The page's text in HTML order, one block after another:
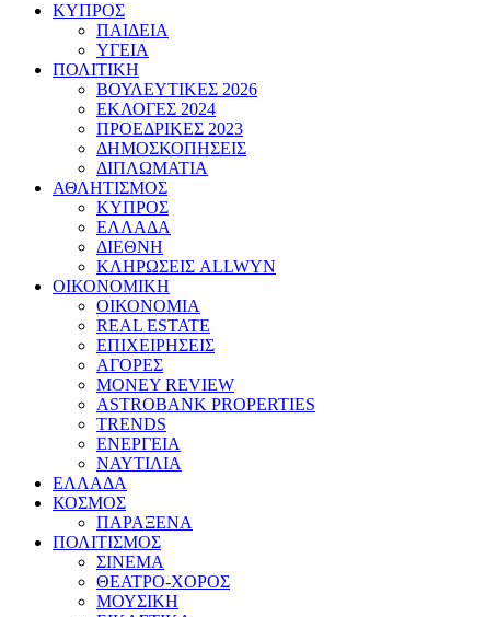
ΚΥΠΡΟΣ
ΠΑΙΔΕΙΑ
ΥΓΕΙΑ
ΠΟΛΙΤΙΚΗ
ΒΟΥΛΕΥΤΙΚΕΣ 2026
ΕΚΛΟΓΕΣ 2024
ΠΡΟΕΔΡΙΚΕΣ 2023
ΔΗΜΟΣΚΟΠΗΣΕΙΣ
ΔΙΠΛΩΜΑΤΙΑ
ΑΘΛΗΤΙΣΜΟΣ
ΚΥΠΡΟΣ
ΕΛΛΑΔΑ
ΔΙΕΘΝΗ
ΚΛΗΡΩΣΕΙΣ ALLWYN
ΟΙΚΟΝΟΜΙΚΗ
ΟΙΚΟΝΟΜΙΑ
REAL ESTATE
ΕΠΙΧΕΙΡΗΣΕΙΣ
ΑΓΟΡΕΣ
MONEY REVIEW
ASTROBANK PROPERTIES
TRENDS
ΕΝΕΡΓΕΙΑ
ΝΑΥΤΙΛΙΑ
ΕΛΛΑΔΑ
ΚΟΣΜΟΣ
ΠΑΡΑΞΕΝΑ
ΠΟΛΙΤΙΣΜΟΣ
ΣΙΝΕΜΑ
ΘΕΑΤΡΟ-ΧΟΡΟΣ
ΜΟΥΣΙΚΗ